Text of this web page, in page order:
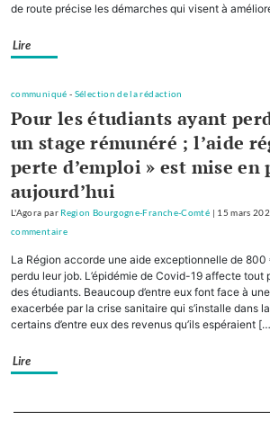
la
plan
d’investissement
pour
tourisme
de
montagne
de route précise les démarches qui visent à
Lire
communiqué - Sélection de la rédaction
Pour les étudiants ayant
un stage rémunéré ; l’aide
perte d’emploi » est mise en
aujourd’hui
L'Agora par Region Bourgogne-Franche-Comté | 15 mars
commentaireon
autres
Régions,
la
La Région accorde une aide exceptionnelle de
perdu leur job. L’épidémie de Covid-19 affecte
des étudiants. Beaucoup d’entre eux font face à
exacerbée par la crise sanitaire qui s’installe dans
certains d’entre eux des revenus qu’ils espéraient
Lire